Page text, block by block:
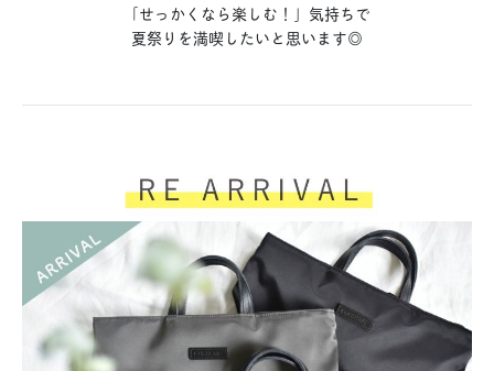
「せっかくなら楽しむ！」気持ちで
夏祭りを満喫したいと思います◎